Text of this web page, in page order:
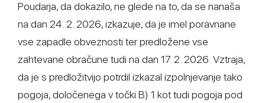
Poudarja, da dokazilo, ne glede na to, da se nanaša
na dan 24. 2. 2026, izkazuje, da je imel poravnane
vse zapadle obveznosti ter predložene vse
zahtevane obračune tudi na dan 17. 2. 2026. Vztraja,
da je s predložitvijo potrdil izkazal izpolnjevanje tako
pogoja, določenega v točki B) 1 kot tudi pogoja pod